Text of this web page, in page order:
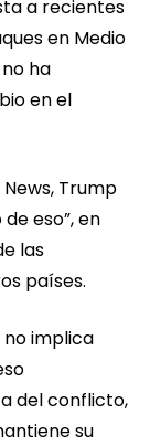
a recientes
en Medio
ha
en el
Trump
eso”, en
las
países.
no implica
del conflicto,
su